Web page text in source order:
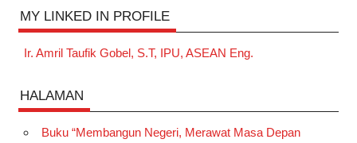
MY LINKED IN PROFILE
Ir. Amril Taufik Gobel, S.T, IPU, ASEAN Eng.
HALAMAN
Buku “Membangun Negeri, Merawat Masa Depan